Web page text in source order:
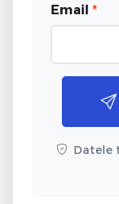
Email *
Datele